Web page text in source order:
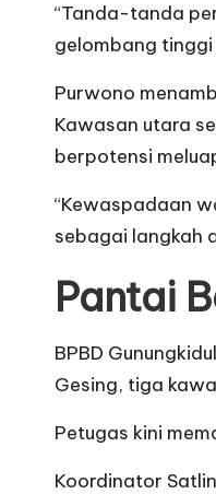
“Tanda-tanda
gelombang tinggi
Purwono
Kawasan utara
berpotensi
“Kewaspadaan
sebagai langkah
Pantai
BPBD
Gesing, tiga
Petugas kini
Koordinator